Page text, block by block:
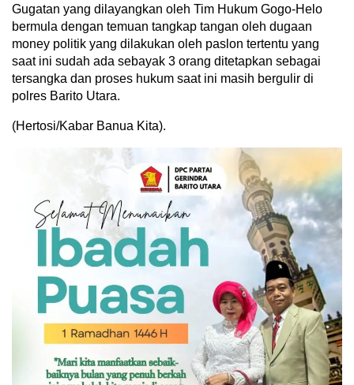
Gugatan yang dilayangkan oleh Tim Hukum Gogo-Helo
bermula dengan temuan tangkap tangan oleh dugaan
money politik yang dilakukan oleh paslon tertentu yang
saat ini sudah ada sebayak 3 orang ditetapkan sebagai
tersangka dan proses hukum saat ini masih bergulir di
polres Barito Utara.
(Hertosi/Kabar Banua Kita).